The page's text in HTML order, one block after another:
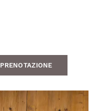
PRENOTAZIONE